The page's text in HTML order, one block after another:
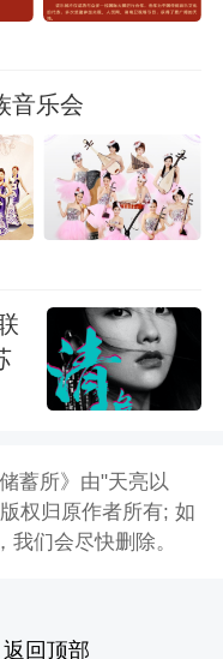
音乐会
蓄所》由"天亮以
权归原作者所有; 如
们会尽快删除。
返回顶部